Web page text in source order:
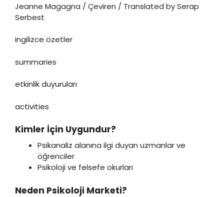
Jeanne Magagna / Çeviren / Translated by Serap
Serbest
ingilizce özetler
summaries
etkinlik duyuruları
activities
Kimler İçin Uygundur?
Psikanaliz alanına ilgi duyan uzmanlar ve
öğrenciler
Psikoloji ve felsefe okurları
Neden Psikoloji Marketi?